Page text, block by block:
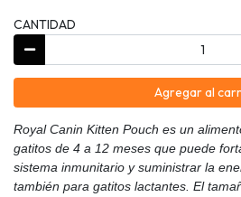
CANTIDAD
Agregar al
Royal Canin Kitten Pouch es un
gatitos de 4 a 12 meses que puede
sistema inmunitario y suministrar la
también para gatitos lactantes. El